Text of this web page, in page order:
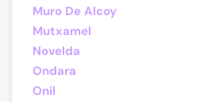
Muro De Alcoy
Mutxamel
Novelda
Ondara
Onil